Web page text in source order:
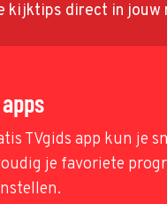
kijktips direct in jouw
TVgids app kun je
je favoriete